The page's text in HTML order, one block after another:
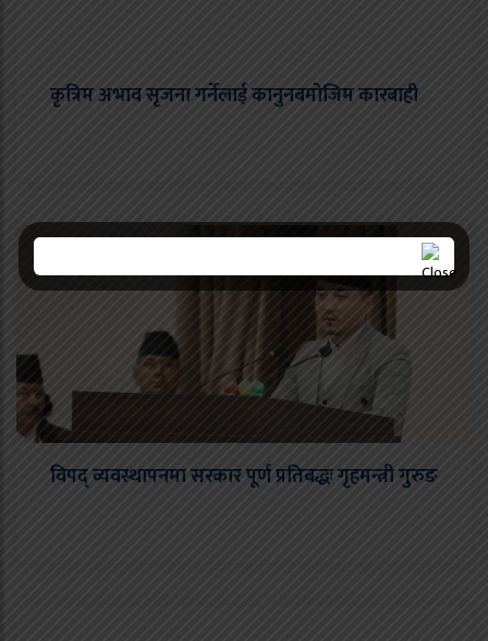
कृत्रिम अभाव सृजना गर्नेलाई कानुनबमोजिम कारबाही
विपद् व्यवस्थापनमा सरकार पूर्ण प्रतिबद्धः गृहमन्त्री गुरुङ